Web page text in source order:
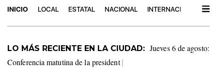
INICIO LOCAL ESTATAL NACIONAL INTERNACIONAL
LO MÁS RECIENTE EN LA CIUDAD: Presenta Bety
Sánchez Feria de la Manzana de Zacatlán en el Senado